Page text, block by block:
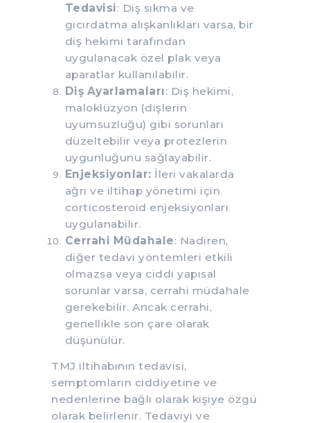
Tedavisi: Diş sıkma ve
gıcırdatma alışkanlıkları varsa, bir
diş hekimi tarafından
uygulanacak özel plak veya
aparatlar kullanılabilir.
Diş Ayarlamaları: Diş hekimi,
maloklüzyon (dişlerin
uyumsuzluğu) gibi sorunları
düzeltebilir veya protezlerin
uygunluğunu sağlayabilir.
Enjeksiyonlar: İleri vakalarda
ağrı ve iltihap yönetimi için
corticosteroid enjeksiyonları
uygulanabilir.
Cerrahi Müdahale: Nadiren,
diğer tedavi yöntemleri etkili
olmazsa veya ciddi yapısal
sorunlar varsa, cerrahi müdahale
gerekebilir. Ancak cerrahi,
genellikle son çare olarak
düşünülür.
TMJ iltihabının tedavisi,
semptomların ciddiyetine ve
nedenlerine bağlı olarak kişiye özgü
olarak belirlenir. Tedaviyi ve